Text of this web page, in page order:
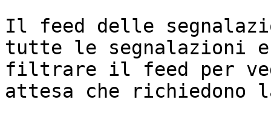
Il feed delle
tutte le segnalazioni
filtrare il feed per
attesa che richiedono